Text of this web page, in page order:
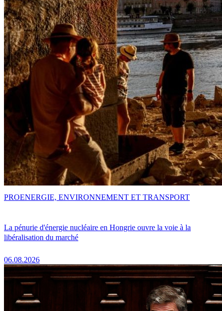
La pénurie d'énergie nucléaire en Hongrie ouvre la voie à la
libéralisation du marché
06.08.2026
PROENERGIE, ENVIRONNEMENT ET TRANSPORT